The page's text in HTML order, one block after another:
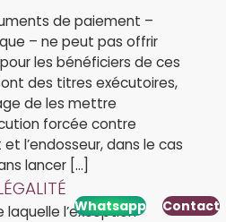
de paiement –
– ne peut pas offrir
les bénéficiers de ces
des titres exécutoires,
de les mettre
forcée contre
l’endosseur, dans le cas
lancer […]
laquelle l’exception
Whatsapp Contact